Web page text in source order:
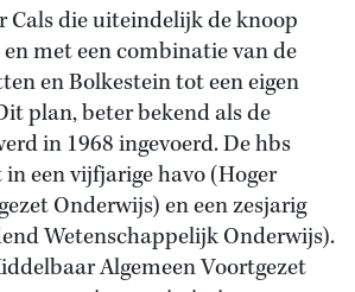
Cals die uiteindelijk de knoop
met een combinatie van de
en Bolkestein tot een eigen
plan, beter bekend als de
in 1968 ingevoerd. De hbs
een vijfjarige havo (Hoger
Onderwijs) en een zesjarig
Wetenschappelijk Onderwijs).
Algemeen Voortgezet